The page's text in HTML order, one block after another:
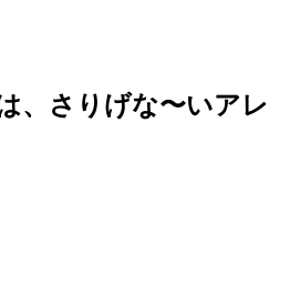
、さりげな〜いアレ